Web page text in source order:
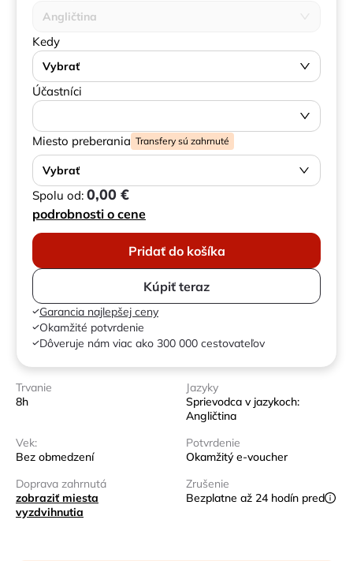
Angličtina
Kedy
Vybrať
Účastníci
Miesto preberania Transfery sú zahrnuté
Vybrať
Spolu od: 0,00 €
podrobnosti o cene
Pridať do košíka
Kúpiť teraz
Garancia najlepšej ceny
Okamžité potvrdenie
Dôveruje nám viac ako 300 000 cestovateľov
Trvanie
8h
Jazyky
Sprievodca v jazykoch:
Angličtina
Vek:
Bez obmedzení
Potvrdenie
Okamžitý e-voucher
Doprava zahrnutá
zobraziť miesta
vyzdvihnutia
Zrušenie
Bezplatne až 24 hodín pred